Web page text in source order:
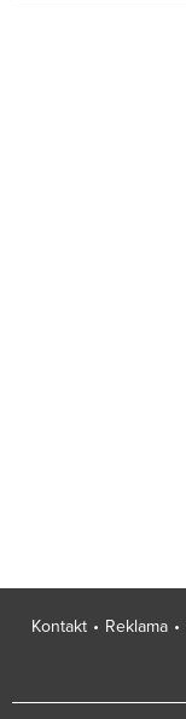
Kontakt Reklama